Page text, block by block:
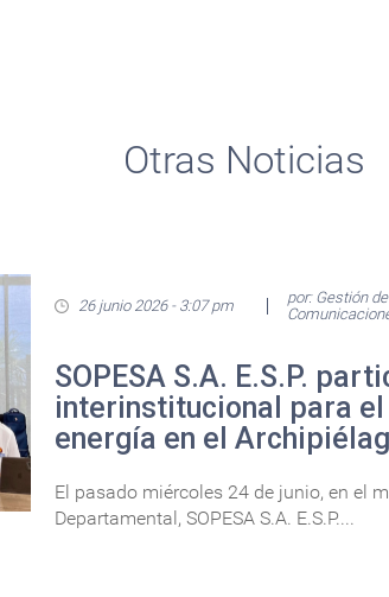
Otras Noticias
26 junio 2026 - 3:07 pm
por: Gestión de
SOPESA S.A. E.S.P.
interinstitucional para
energía en el
El pasado miércoles 24 de junio, en el
Departamental, SOPESA S.A. E.S.P....